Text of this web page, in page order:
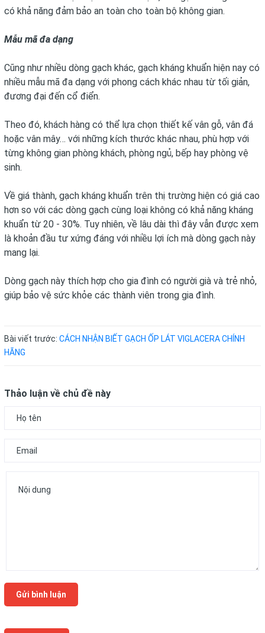
có khả năng đảm bảo an toàn cho toàn bộ không gian.
Mẫu mã đa dạng
Cũng như nhiều dòng gạch khác, gạch kháng khuẩn hiện nay có
nhiều mẫu mã đa dạng với phong cách khác nhau từ tối giản,
đương đại đến cổ điển.
Theo đó, khách hàng có thể lựa chọn thiết kế vân gỗ, vân đá
hoặc vân mây… với những kích thước khác nhau, phù hợp với
từng không gian phòng khách, phòng ngủ, bếp hay phòng vệ
sinh.
Về giá thành, gạch kháng khuẩn trên thị trường hiện có giá cao
hơn so với các dòng gạch cùng loại không có khả năng kháng
khuẩn từ 20 - 30%. Tuy nhiên, về lâu dài thì đây vẫn được xem
là khoản đầu tư xứng đáng với nhiều lợi ích mà dòng gạch này
mang lại.
Dòng gạch này thích hợp cho gia đình có người già và trẻ nhỏ,
giúp bảo vệ sức khỏe các thành viên trong gia đình.
Bài viết trước: CÁCH NHẬN BIẾT GẠCH ỐP LÁT VIGLACERA CHÍNH
HÃNG
Thảo luận về chủ đề này
Gửi bình luận